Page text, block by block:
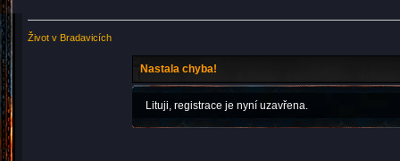
Život v Bradavicích
Nastala chyba!
Lituji, registrace je nyní uzavřena.